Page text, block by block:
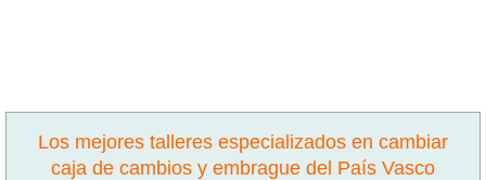
Los mejores talleres especializados en cambiar
caja de cambios y embrague del País Vasco